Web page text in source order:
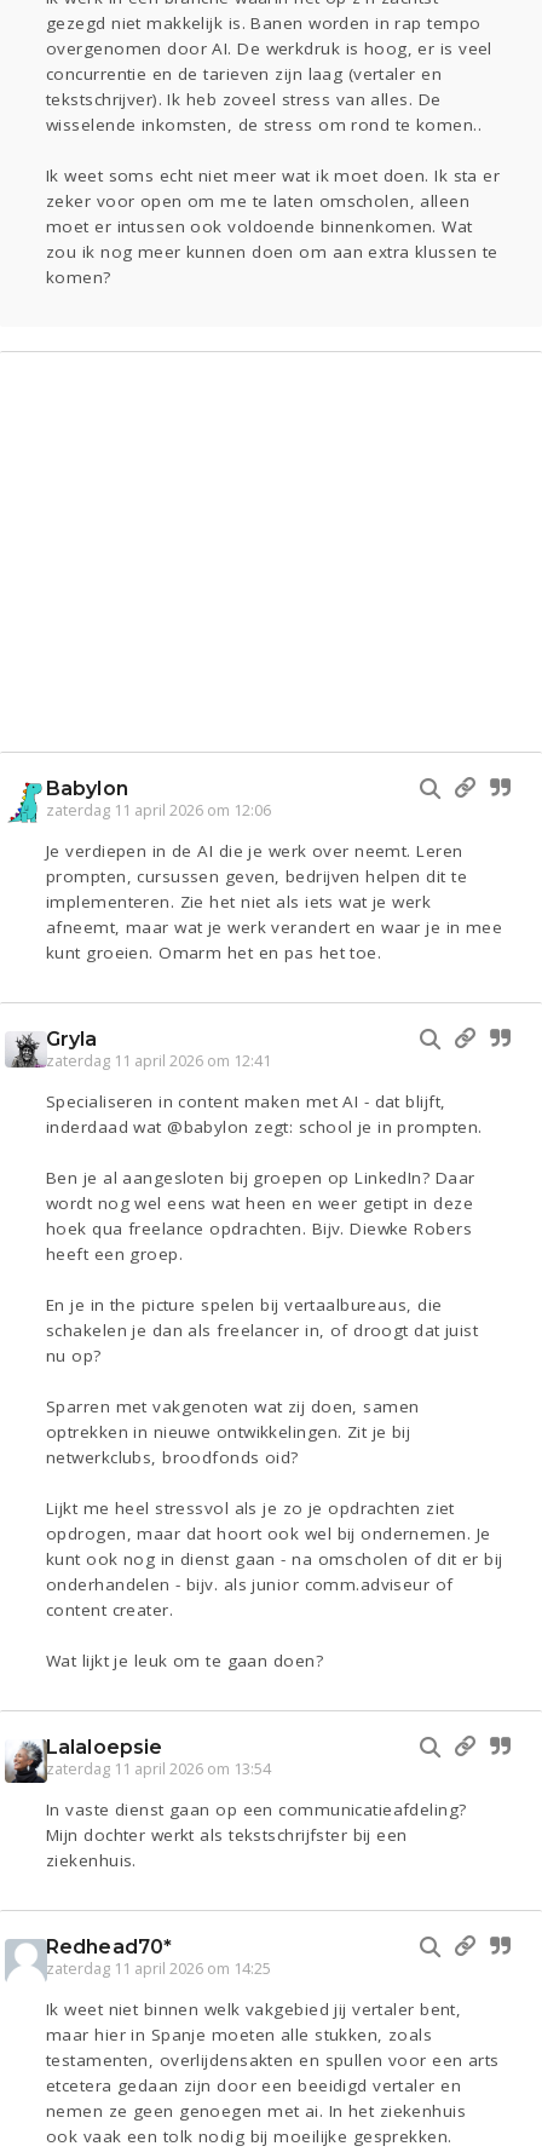
Viva zoekt
Gevraagd
Horen Doen
Zien
Lezen
gezegd niet makkelijk is. Banen worden in rap tempo
overgenomen door AI. De werkdruk is hoog, er is veel
concurrentie en de tarieven zijn laag (vertaler en
tekstschrijver). Ik heb zoveel stress van alles. De
wisselende inkomsten, de stress om rond te komen..
Ik weet soms echt niet meer wat ik moet doen. Ik sta er
zeker voor open om me te laten omscholen, alleen
moet er intussen ook voldoende binnenkomen. Wat
zou ik nog meer kunnen doen om aan extra klussen te
komen?
Babylon
zaterdag 11 april 2026 om 12:06
Je verdiepen in de AI die je werk over neemt. Leren
prompten, cursussen geven, bedrijven helpen dit te
implementeren. Zie het niet als iets wat je werk
afneemt, maar wat je werk verandert en waar je in mee
kunt groeien. Omarm het en pas het toe.
Gryla
zaterdag 11 april 2026 om 12:41
Specialiseren in content maken met AI - dat blijft,
inderdaad wat @babylon zegt: school je in prompten.
Ben je al aangesloten bij groepen op LinkedIn? Daar
wordt nog wel eens wat heen en weer getipt in deze
hoek qua freelance opdrachten. Bijv. Diewke Robers
heeft een groep.
En je in the picture spelen bij vertaalbureaus, die
schakelen je dan als freelancer in, of droogt dat juist
nu op?
Sparren met vakgenoten wat zij doen, samen
optrekken in nieuwe ontwikkelingen. Zit je bij
netwerkclubs, broodfonds oid?
Lijkt me heel stressvol als je zo je opdrachten ziet
opdrogen, maar dat hoort ook wel bij ondernemen. Je
kunt ook nog in dienst gaan - na omscholen of dit er bij
onderhandelen - bijv. als junior comm.adviseur of
content creater.
Wat lijkt je leuk om te gaan doen?
Lalaloepsie
zaterdag 11 april 2026 om 13:54
In vaste dienst gaan op een communicatieafdeling?
Mijn dochter werkt als tekstschrijfster bij een
ziekenhuis.
Redhead70*
zaterdag 11 april 2026 om 14:25
Ik weet niet binnen welk vakgebied jij vertaler bent,
maar hier in Spanje moeten alle stukken, zoals
testamenten, overlijdensakten en spullen voor een arts
etcetera gedaan zijn door een beeidigd vertaler en
nemen ze geen genoegen met ai. In het ziekenhuis
ook vaak een tolk nodig bij moeilijke gesprekken.